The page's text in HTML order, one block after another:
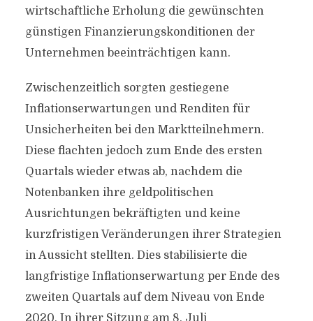
wirtschaftliche Erholung die gewünschten
günstigen Finanzierungskonditionen der
Unternehmen beeinträchtigen kann.
Zwischenzeitlich sorgten gestiegene
Inflationserwartungen und Renditen für
Unsicherheiten bei den Marktteilnehmern.
Diese flachten jedoch zum Ende des ersten
Quartals wieder etwas ab, nachdem die
Notenbanken ihre geldpolitischen
Ausrichtungen bekräftigten und keine
kurzfristigen Veränderungen ihrer Strategien
in Aussicht stellten. Dies stabilisierte die
langfristige Inflationserwartung per Ende des
zweiten Quartals auf dem Niveau von Ende
2020. In ihrer Sitzung am 8. Juli